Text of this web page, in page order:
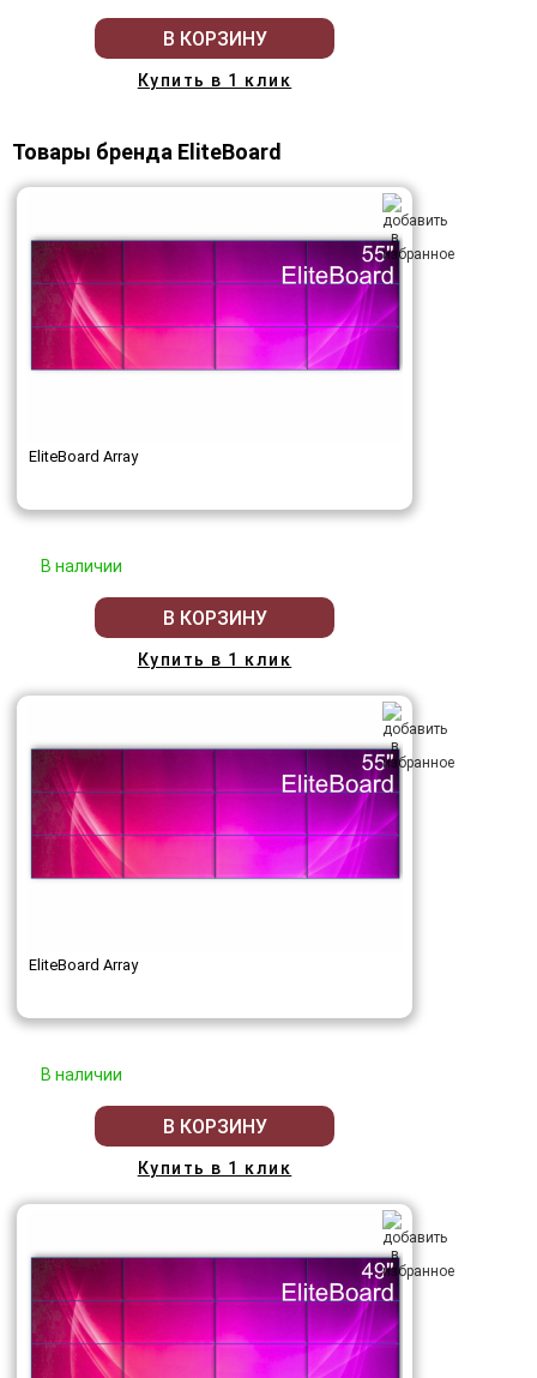
В КОРЗИНУ
Купить в 1 клик
Товары бренда EliteBoard
EliteBoard Array
В наличии
В КОРЗИНУ
Купить в 1 клик
EliteBoard Array
В наличии
В КОРЗИНУ
Купить в 1 клик